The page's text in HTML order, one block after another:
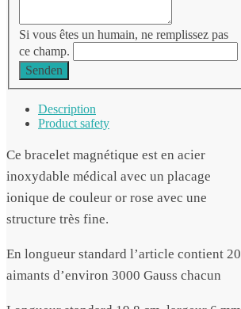
Si vous êtes un humain, ne remplissez pas
ce champ.
Senden
Description
Product safety
Ce bracelet magnétique est en acier
inoxydable médical avec un placage
ionique de couleur or rose avec une
structure très fine.
En longueur standard l’article contient 20
aimants d’environ 3000 Gauss chacun